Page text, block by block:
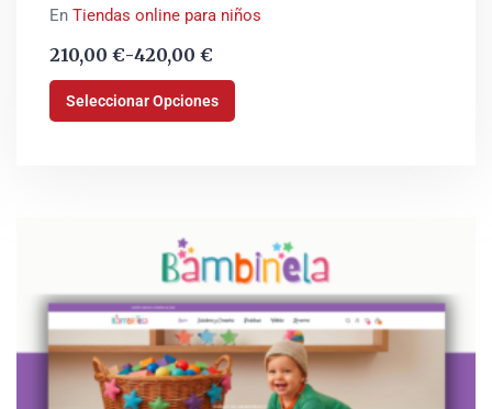
En Tiendas online para niños
210,00 €-420,00 €
Seleccionar Opciones